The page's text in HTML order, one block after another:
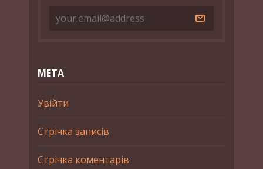
МЕТА
Увійти
Стрічка записів
Стрічка коментарів